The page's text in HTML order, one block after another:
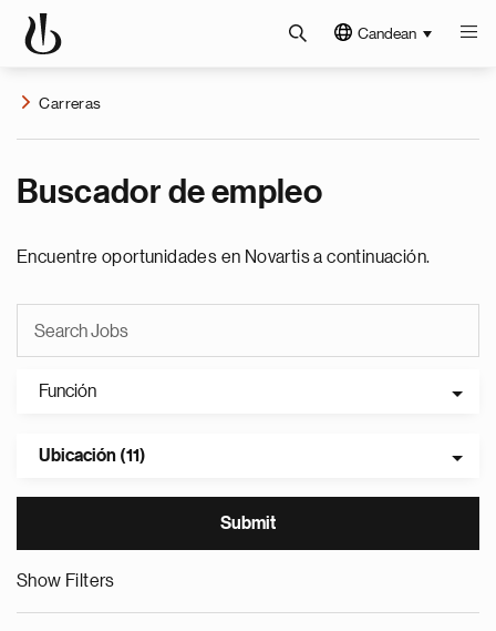
Candean
Carreras
Buscador de empleo
Encuentre oportunidades en Novartis a continuación.
Función
Ubicación (11)
Show Filters